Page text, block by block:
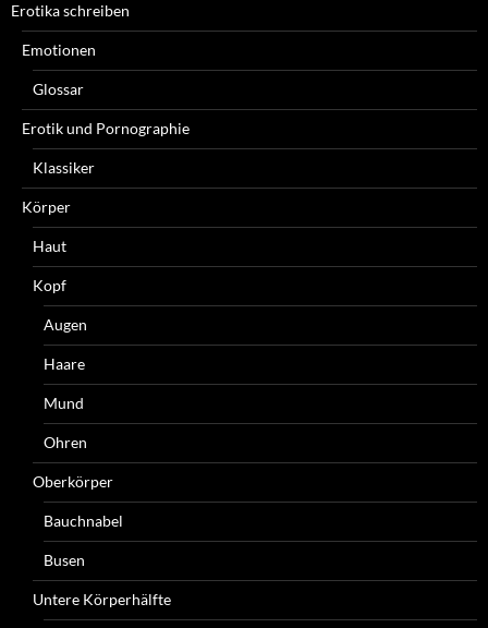
Erotika schreiben
Emotionen
Glossar
Erotik und Pornographie
Klassiker
Körper
Haut
Kopf
Augen
Haare
Mund
Ohren
Oberkörper
Bauchnabel
Busen
Untere Körperhälfte